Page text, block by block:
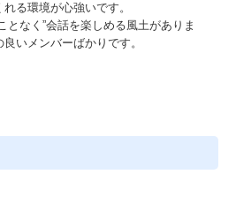
る環境が心強いです。
となく”会話を楽しめる風土がありま
いメンバーばかりです。